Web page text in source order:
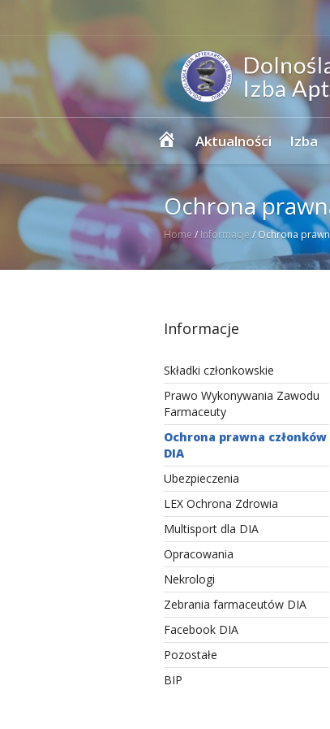
Strona
główna
Aktualności Izba
Ochrona
Home / Informacje / Ochrona
Informacje
Składki członkowskie
Prawo Wykonywania Zawodu
Farmaceuty
Ochrona prawna członków
DIA
Ubezpieczenia
LEX Ochrona Zdrowia
Multisport dla DIA
Opracowania
Nekrologi
Zebrania farmaceutów DIA
Facebook DIA
Pozostałe
BIP